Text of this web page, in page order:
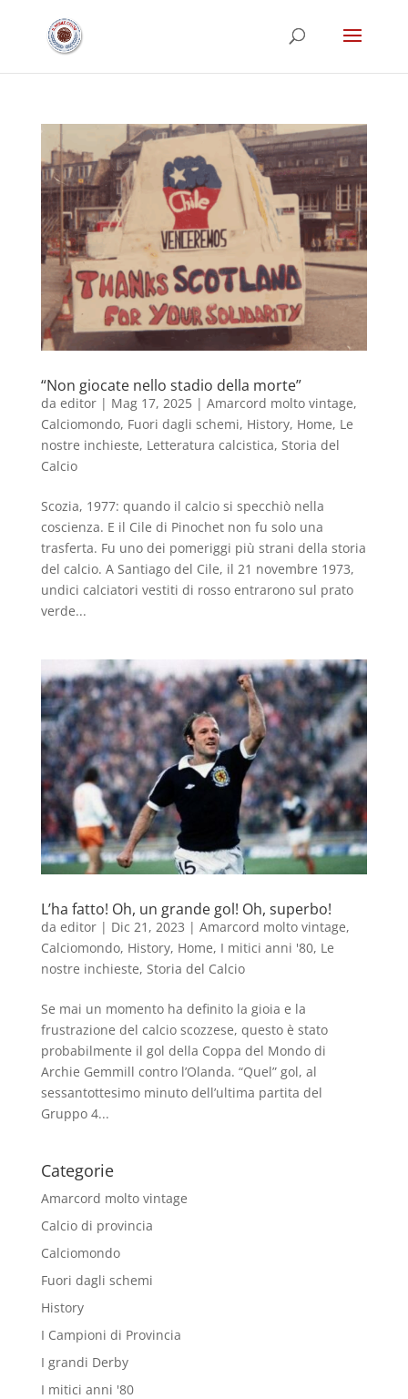
“Non giocate nello stadio della morte”
da editor| Mag 17, 2025| Amarcord molto vintage,
Calciomondo, Fuori dagli schemi, History, Home, Le
nostre inchieste, Letteratura calcistica, Storia del
Calcio
Scozia, 1977: quando il calcio si specchiò nella
coscienza. E il Cile di Pinochet non fu solo una
trasferta. Fu uno dei pomeriggi più strani della storia
del calcio. A Santiago del Cile, il 21 novembre 1973,
undici calciatori vestiti di rosso entrarono sul prato
verde...
L’ha fatto! Oh, un grande gol! Oh, superbo!
da editor| Dic 21, 2023 | Amarcord molto vintage,
Calciomondo, History, Home, I mitici anni '80, Le
nostre inchieste, Storia del Calcio
Se mai un momento ha definito la gioia e la
frustrazione del calcio scozzese, questo è stato
probabilmente il gol della Coppa del Mondo di
Archie Gemmill contro l’Olanda. “Quel” gol, al
sessantottesimo minuto dell’ultima partita del
Gruppo 4...
Categorie
Amarcord molto vintage
Calcio di provincia
Calciomondo
Fuori dagli schemi
History
I Campioni di Provincia
I grandi Derby
I mitici anni '80